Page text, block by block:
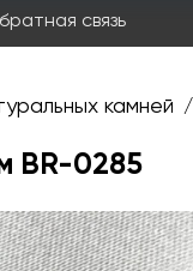
связь
камней /
BR-0285